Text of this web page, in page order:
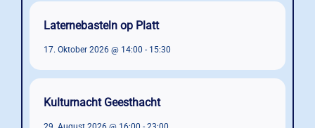
Laternebasteln op Platt
17. Oktober 2026 @ 14:00 - 15:30
Kulturnacht Geesthacht